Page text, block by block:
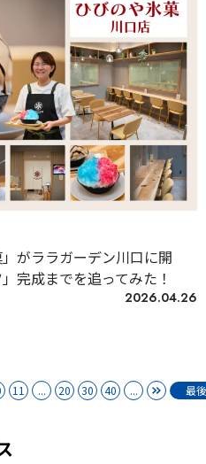
がララガーデン川口に開
完成までを追ってみた！
2026.04.26
11 ... 20 30 40 ... 最後